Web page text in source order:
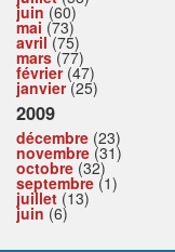
juin (60)
mai (73)
avril(75)
mars(77)
février(47)
janvier(25)
2009
décembre (23)
novembre (31)
octobre (32)
septembre (1)
juillet (13)
juin (6)